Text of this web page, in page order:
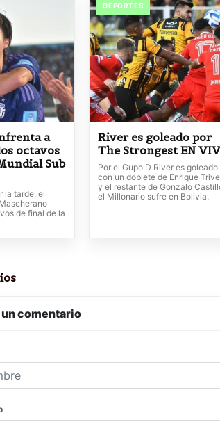
a
octavos
Sub
la tarde, el
de final de la
DEPORTES
River es goleado por
The Strongest EN
Por el Gupo D River es goleado
con un doblete de Enrique
y el restante de Gonzalo
el Millonario sufre en Bolivia.
comentario